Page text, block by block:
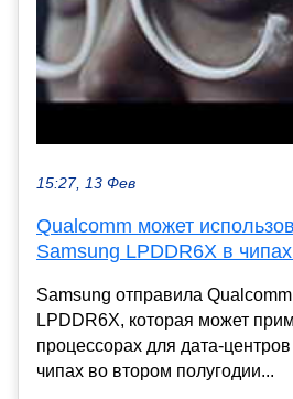
15:27, 13 Фев
Qualcomm может
Samsung LPDDR6X в
Samsung отправила
LPDDR6X, которая может
процессорах для дата-
чипах во втором полугодии...